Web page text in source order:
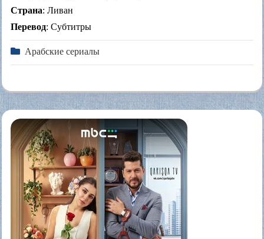
Страна: Ливан
Перевод: Субтитры
Арабские сериалы